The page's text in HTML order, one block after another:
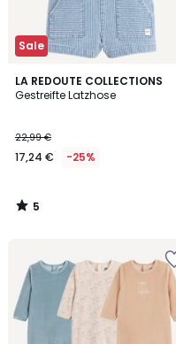
Sale
LA REDOUTE COLLECTIONS
Gestreifte Latzhose
22,99 €
17,24 € -25%
5
/
5
/